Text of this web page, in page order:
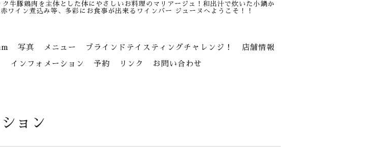
牛豚鶏肉を主体とした体にやさしいお料理のマリアージュ！和出汁で炊いた小鍋か
ワイン煮込み等、多彩にお食事が出来るワインバー ジューヌへようこそ！！
写真 メニュー ブラインドテイスティングチャレンジ！ 店舗情報
インフォメーション 予約 リンク お問い合わせ
ョン